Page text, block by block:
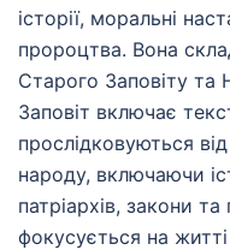
історії, моральні
пророцтва. Вона
Старого Заповіту та
Заповіт включає
прослідковуються
народу, включаючи
патріархів, закони
фокусується на